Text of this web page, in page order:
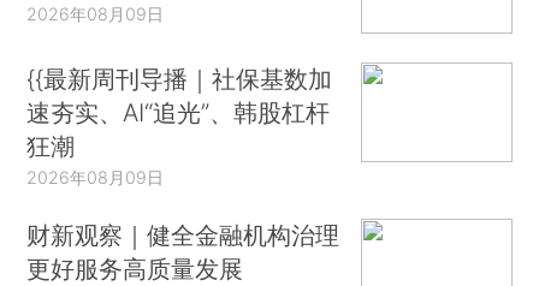
2026年08月09日
{{最新周刊导播｜社保基数加
速夯实、AI“追光”、韩股杠杆
狂潮
2026年08月09日
财新观察｜健全金融机构治理
更好服务高质量发展